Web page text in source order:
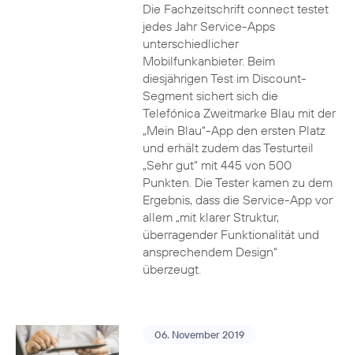
Die Fachzeitschrift connect testet
jedes Jahr Service-Apps
unterschiedlicher
Mobilfunkanbieter. Beim
diesjährigen Test im Discount-
Segment sichert sich die
Telefónica Zweitmarke Blau mit der
„Mein Blau“-App den ersten Platz
und erhält zudem das Testurteil
„Sehr gut“ mit 445 von 500
Punkten. Die Tester kamen zu dem
Ergebnis, dass die Service-App vor
allem „mit klarer Struktur,
überragender Funktionalität und
ansprechendem Design“
überzeugt.
06. November 2019